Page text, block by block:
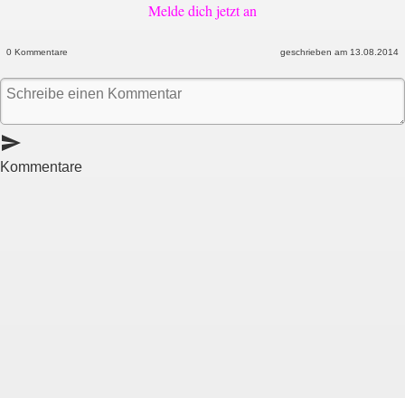
Melde dich jetzt an
0 Kommentare geschrieben am 13.08.2014
send
Kommentare